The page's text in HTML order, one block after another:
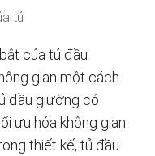
tủ
của tủ đầu
gian một cách
đầu giường có
ưu hóa không gian
thiết kế, tủ đầu